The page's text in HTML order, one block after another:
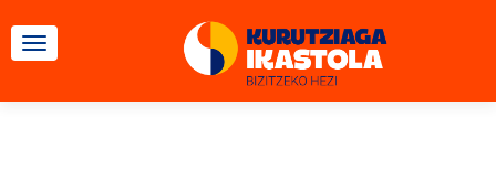
TOGGLE NAVIGATION